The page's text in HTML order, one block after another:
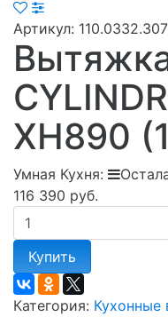
Артикул: 110.0332.307
XH890
Умная Кухня:
116 390 руб.
Купить
Категория: Кухонные